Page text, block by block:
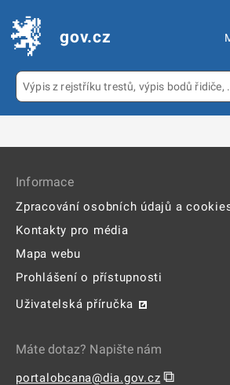
gov.cz
Informace
Zpracování osobních údajů a
Kontakty pro média
Mapa webu
Prohlášení o přístupnosti
Uživatelská příručka
Máte dotaz? Napište nám
portalobcana@dia.gov.cz ⧉